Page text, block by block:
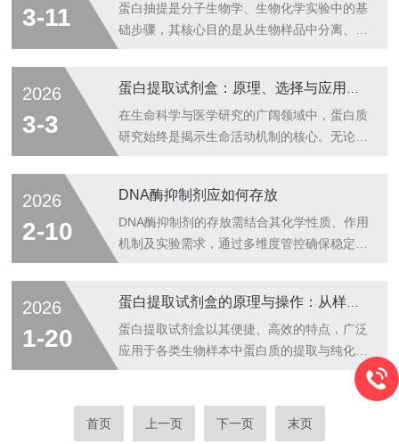
性：细胞内应用时，带正电荷的抑制剂(如精
胺衍生...
系，细胞存活率高，可以广泛用于瞬时转染和
稳定转染。一、实验前准备事项1.细胞状态优
转染，确保细胞密度达到60-80%融合度-提前
更换无抗生素培养基，避免药物毒性干扰转染
复合物形成2.试剂...
3-11
蛋白抽提是分子生物学、生物化学实验中的基
础步骤，其核心目的是从生物样品中分离、提
的关键耗材，其类型选择、作用原理直接决定
抽提效率、蛋白纯度及活性保留。本文将从试
剂分类、核心原理、适用场景三个维度，结合
用误区。蛋白抽提试剂的分类核心的是根据提
取对象、提取环境及蛋白特性划分，常见类型
主要有四类，各类试剂的成分与功能各有侧
2026
3-3
在生命科学与医学研究的广阔领域中，蛋白质
研究始终是揭示生命活动机制的核心。无论是
第一步。蛋白提取，作为这一切的起点，其效
率与质量直接决定了后续实验的成败。传统的
蛋白提取方法步骤繁琐、条件难以标准化，且
速成为众多实验室的得力工具。本文将深入解
析蛋白提取试剂盒的工作原理、选择策略以及
其广泛的应用场景。一、核心原理：温和裂
2026
2-10
DNA酶抑制剂应如何存放
DNA酶抑制剂的存放需结合其化学性质、作用
机制及实验需求，通过多维度管控确保稳定
绝大多数抑制剂需在-20℃冷冻保存，以减缓
分子热运动导致的降解。-溶液状态：溶解后
的抑制剂稳定性显著下降，需在1个月内用
例：如BAY11-7082在低温下易凝固，需短暂
水浴复温后使用，但应避免高温长时间加热。
2026
1-20
蛋白提取试剂盒以其便捷、高效的特点，广泛
应用于各类生物样本中蛋白质的提取与纯化过
程。通过合理利用蛋白提取试剂盒，研究人员
质，为后续的生物分析、功能研究等提供可靠
首页 上一页 下一页 末页